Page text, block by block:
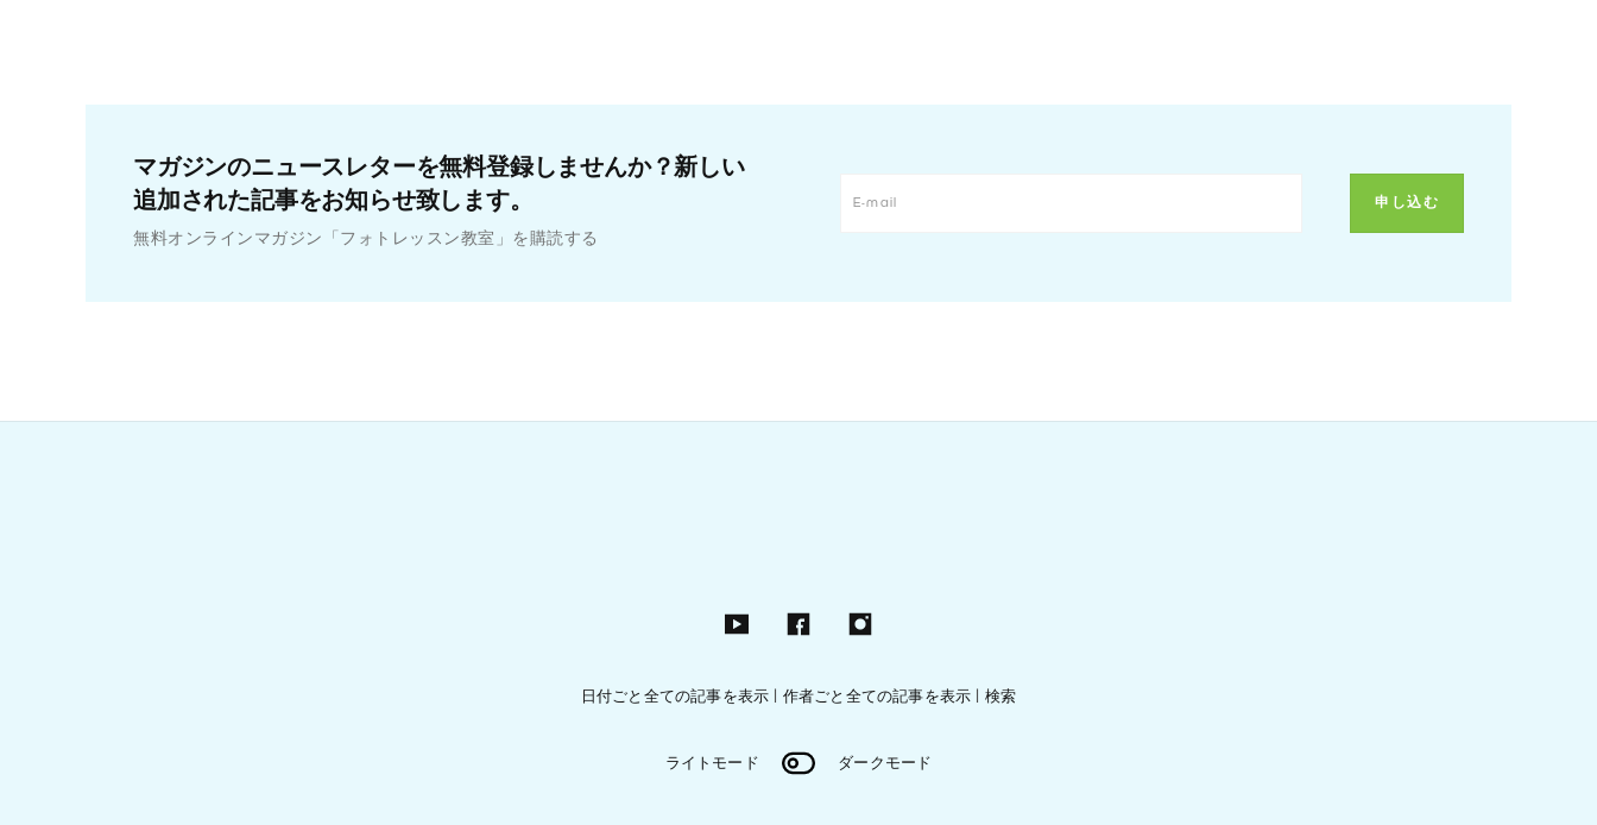
マガジンのニュースレターを無料登録しませんか？新しい
追加された記事をお知らせ致します。
無料オンラインマガジン「フォトレッスン教室」を購読する
日付ごと全ての記事を表示 作者ごと全ての記事を表示 検索
ライトモード ダークモード